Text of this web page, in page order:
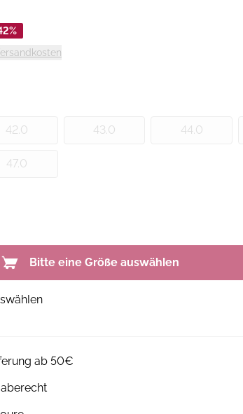
42.0 43.0 44.0
47.0
Bitte eine Größe auswählen
ab 50€